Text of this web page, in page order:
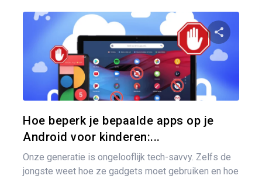
Hoe beperk je bepaalde apps op je
Android voor kinderen:...
Onze generatie is ongelooflijk tech-savvy. Zelfs de
jongste weet hoe ze gadgets moet gebruiken en hoe